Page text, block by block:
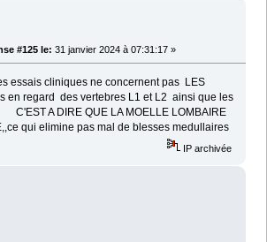
#125 le: 31 janvier 2024 à 07:31:17 »
essais cliniques ne concernent pas LES
en regard des vertebres L1 et L2 ainsi que les
C'EST A DIRE QUE LA MOELLE LOMBAIRE
qui elimine pas mal de blesses medullaires
IP archivée